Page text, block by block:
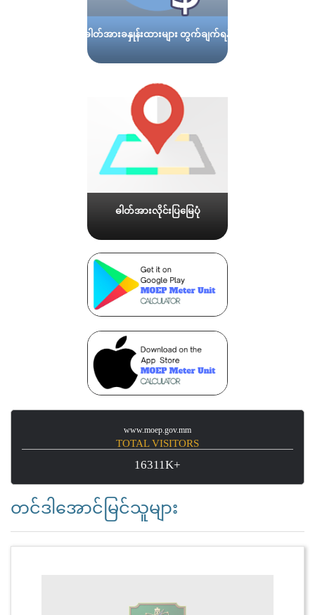
ဓါတ်အားခနှုန်းထားများ တွက်ချက်ရန်
ဓါတ်အားလိုင်းပြမြေပုံ
www.moep.gov.mm
TOTAL VISITORS
16311K+
တင်ဒါအောင်မြင်သူများ